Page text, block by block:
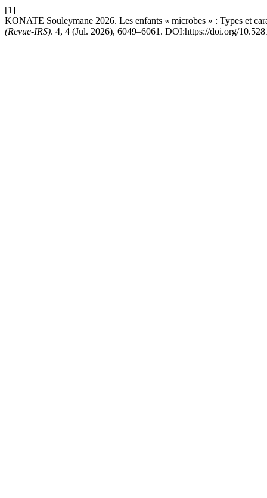
[1]
KONATE Souleymane 2026. Les enfants « microbes » : Types et
(Revue-IRS). 4, 4 (Jul. 2026), 6049–6061. DOI:https://doi.org/